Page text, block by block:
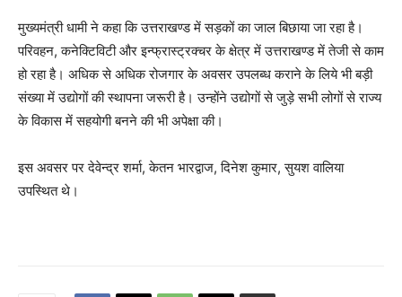
मुख्यमंत्री धामी ने कहा कि उत्तराखण्ड में सड़कों का जाल बिछाया जा रहा है।
परिवहन, कनेक्टिविटी और इन्फ्रास्ट्रक्चर के क्षेत्र में उत्तराखण्ड में तेजी से काम
हो रहा है। अधिक से अधिक रोजगार के अवसर उपलब्ध कराने के लिये भी बड़ी
संख्या में उद्योगों की स्थापना जरूरी है। उन्होंने उद्योगों से जुड़े सभी लोगों से राज्य
के विकास में सहयोगी बनने की भी अपेक्षा की।
इस अवसर पर देवेन्द्र शर्मा, केतन भारद्वाज, दिनेश कुमार, सुयश वालिया
उपस्थित थे।